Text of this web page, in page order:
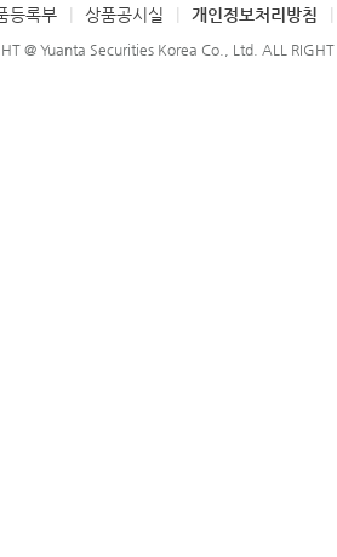
등록부 상품공시실 개인정보처리방침
@ Yuanta Securities Korea Co., Ltd. ALL RIGHT